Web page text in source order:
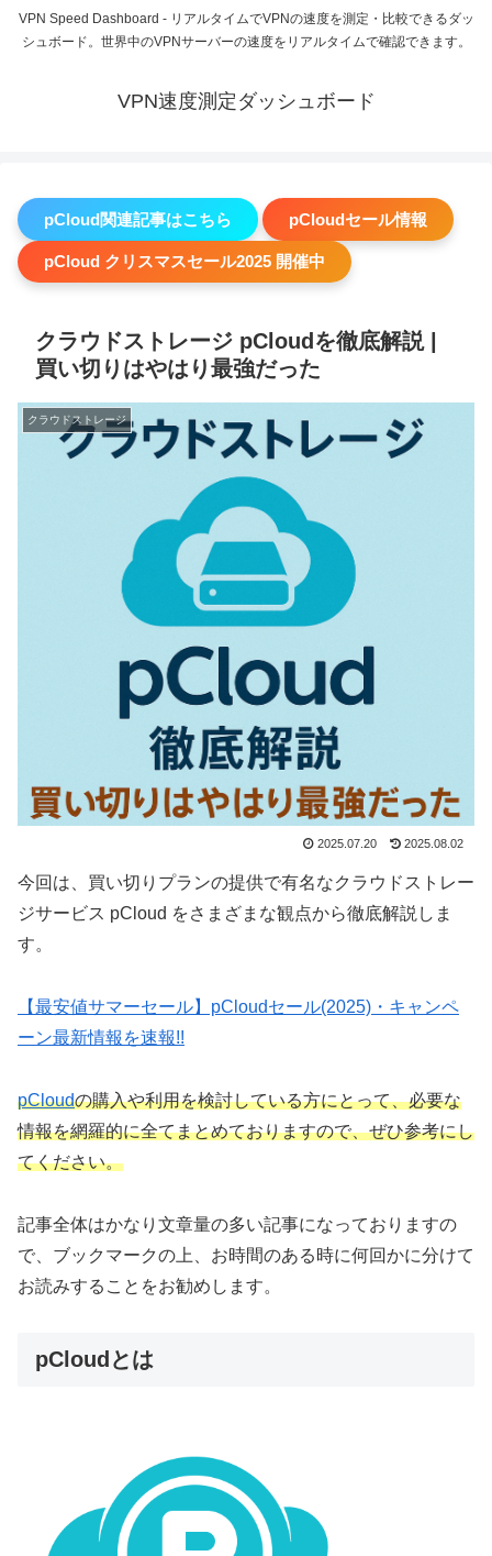
VPN Speed Dashboard - リアルタイムでVPNの速度を測定・比較できるダッ
シュボード。世界中のVPNサーバーの速度をリアルタイムで確認できます。
VPN速度測定ダッシュボード
pCloud関連記事はこちら pCloudセール情報
pCloud クリスマスセール2025 開催中
クラウドストレージ pCloudを徹底解説 |
買い切りはやはり最強だった
クラウドストレージ
2025.07.20 2025.08.02
今回は、買い切りプランの提供で有名なクラウドストレー
ジサービス pCloud をさまざまな観点から徹底解説しま
す。
【最安値サマーセール】pCloudセール(2025)・キャンペ
ーン最新情報を速報!!
pCloudの購入や利用を検討している方にとって、必要な
情報を網羅的に全てまとめておりますので、ぜひ参考にし
てください。
記事全体はかなり文章量の多い記事になっておりますの
で、ブックマークの上、お時間のある時に何回かに分けて
お読みすることをお勧めします。
pCloudとは